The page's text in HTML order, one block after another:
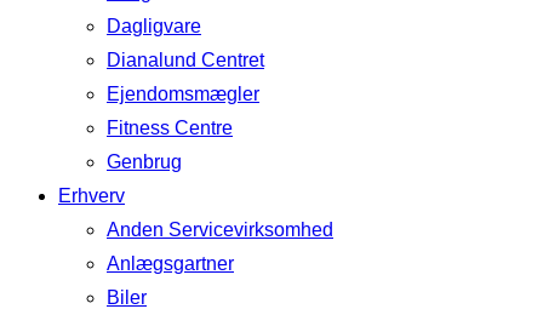
Dagligvare
Dianalund Centret
Ejendomsmægler
Fitness Centre
Genbrug
Erhverv
Anden Servicevirksomhed
Anlægsgartner
Biler